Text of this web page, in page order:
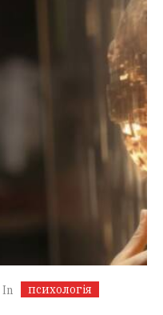
In психологія